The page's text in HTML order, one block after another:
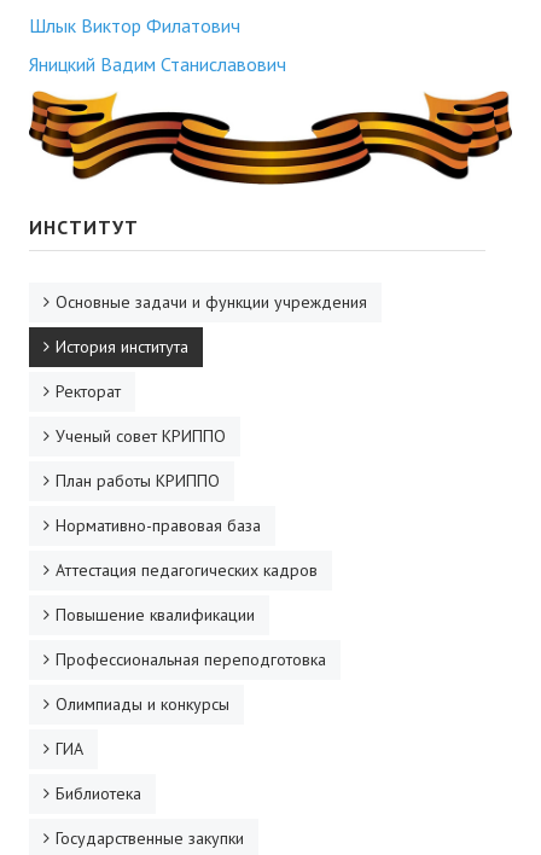
Шлык Виктор Филатович
Яницкий Вадим Станиславович
ИНСТИТУТ
Основные задачи и функции учреждения
История института
Ректорат
Ученый совет КРИППО
План работы КРИППО
Нормативно-правовая база
Аттестация педагогических кадров
Повышение квалификации
Профессиональная переподготовка
Олимпиады и конкурсы
ГИА
Библиотека
Государственные закупки